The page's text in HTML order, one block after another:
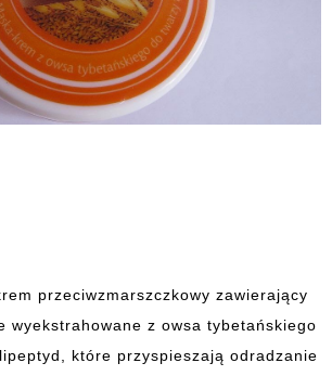
przeciwzmarszczkowy zawierający
wyekstrahowane z owsa tybetańskiego
które przyspieszają odradzanie